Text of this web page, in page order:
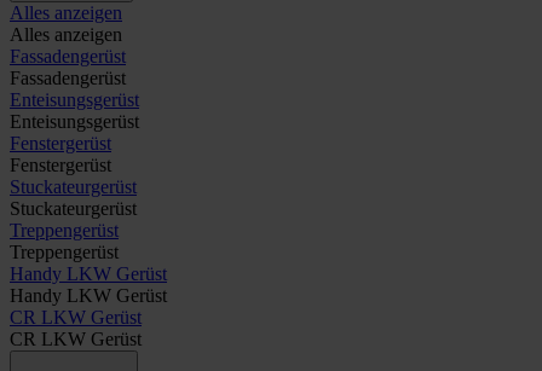
Alles anzeigen
Alles anzeigen
Fassadengerüst
Fassadengerüst
Enteisungsgerüst
Enteisungsgerüst
Fenstergerüst
Fenstergerüst
Stuckateurgerüst
Stuckateurgerüst
Treppengerüst
Treppengerüst
Handy LKW Gerüst
Handy LKW Gerüst
CR LKW Gerüst
CR LKW Gerüst